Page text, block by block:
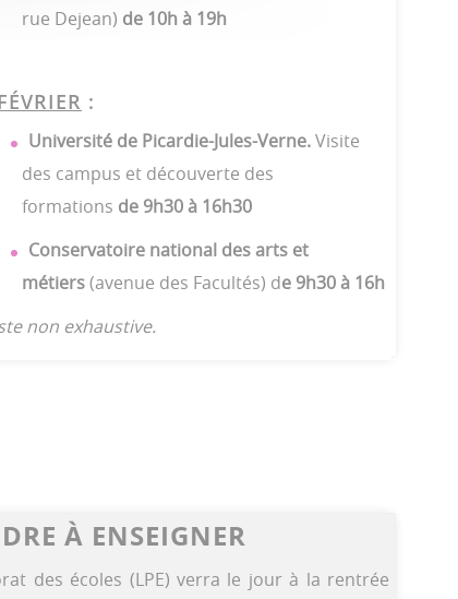
rue Dejean) de 10h à 19h
:
Université de Picardie-Jules-Verne.Visite
des campus et découverte des
formations de 9h30 à 16h30
Conservatoire national des arts et
métiers(avenue des Facultés) de 9h30 à 16h
non exhaustive.
À ENSEIGNER
des écoles (LPE) verra le jour à la rentrée